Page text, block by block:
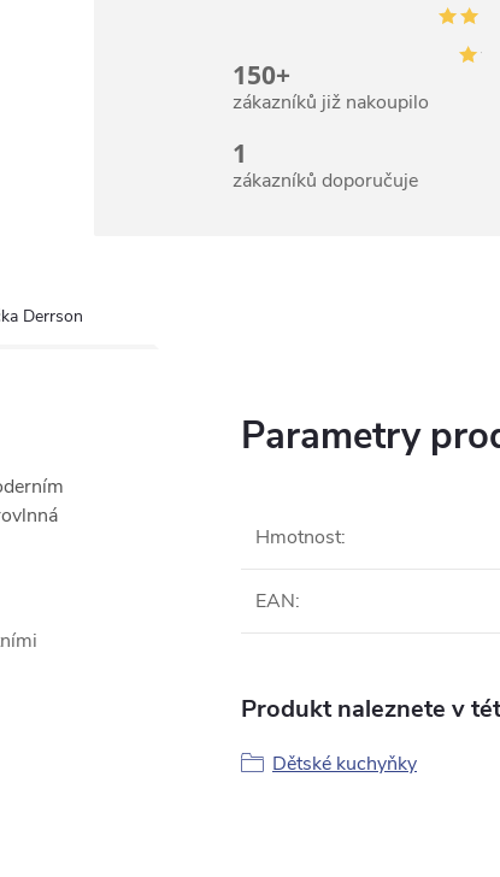
150+
zákazníků již nakoupilo
1
zákazníků doporučuje
Derrson
Parametry
Hmotnost:
EAN:
Produkt naleznete v
Dětské kuchyňky